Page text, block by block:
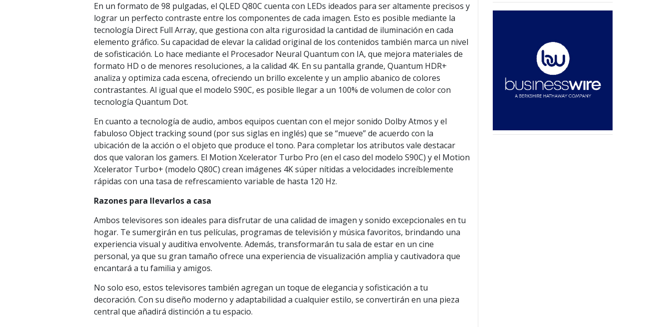
En un formato de 98 pulgadas, el QLED Q80C cuenta con LEDs ideados para ser altamente precisos y
lograr un perfecto contraste entre los componentes de cada imagen. Esto es posible mediante la
tecnología Direct Full Array, que gestiona con alta rigurosidad la cantidad de iluminación en cada
elemento gráfico. Su capacidad de elevar la calidad original de los contenidos también marca un nivel
de sofisticación. Lo hace mediante el Procesador Neural Quantum con IA, que mejora materiales de
formato HD o de menores resoluciones, a la calidad 4K. En su pantalla grande, Quantum HDR+
analiza y optimiza cada escena, ofreciendo un brillo excelente y un amplio abanico de colores
contrastantes. Al igual que el modelo S90C, es posible llegar a un 100% de volumen de color con
tecnología Quantum Dot.
En cuanto a tecnología de audio, ambos equipos cuentan con el mejor sonido Dolby Atmos y el
fabuloso Object tracking sound (por sus siglas en inglés) que se “mueve” de acuerdo con la
ubicación de la acción o el objeto que produce el tono. Para completar los atributos vale destacar
dos que valoran los gamers. El Motion Xcelerator Turbo Pro (en el caso del modelo S90C) y el Motion
Xcelerator Turbo+ (modelo Q80C) crean imágenes 4K súper nítidas a velocidades increíblemente
rápidas con una tasa de refrescamiento variable de hasta 120 Hz.
Razones para llevarlos a casa
Ambos televisores son ideales para disfrutar de una calidad de imagen y sonido excepcionales en tu
hogar. Te sumergirán en tus películas, programas de televisión y música favoritos, brindando una
experiencia visual y auditiva envolvente. Además, transformarán tu sala de estar en un cine
personal, ya que su gran tamaño ofrece una experiencia de visualización amplia y cautivadora que
encantará a tu familia y amigos.
No solo eso, estos televisores también agregan un toque de elegancia y sofisticación a tu
decoración. Con su diseño moderno y adaptabilidad a cualquier estilo, se convertirán en una pieza
central que añadirá distinción a tu espacio.